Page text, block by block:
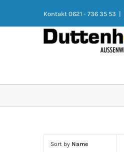
Kontakt 0621 - 736 35 53 |
Sort by Name